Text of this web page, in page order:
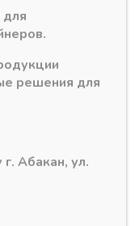
4мм
для
решения для
Абакан, ул.